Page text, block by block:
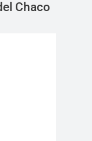
Chaco